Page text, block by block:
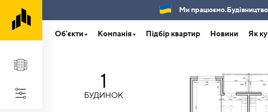
Ми працюємо.Будівництво
Об'єкти Компанія Підбір квартир Новини Як
1
БУДИНОК